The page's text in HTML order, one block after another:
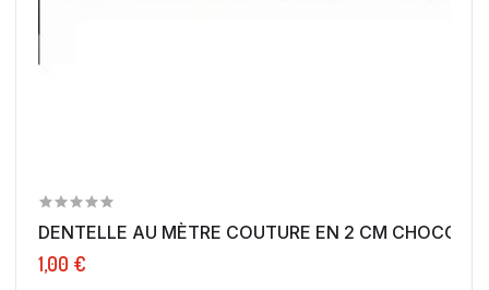
DENTELLE AU MÈTRE COUTURE EN 2 CM CHOCO A
1,00 €